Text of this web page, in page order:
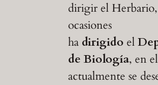
dirigir el
ocasiones
ha dirigido el
de Biología, en
actualmente se